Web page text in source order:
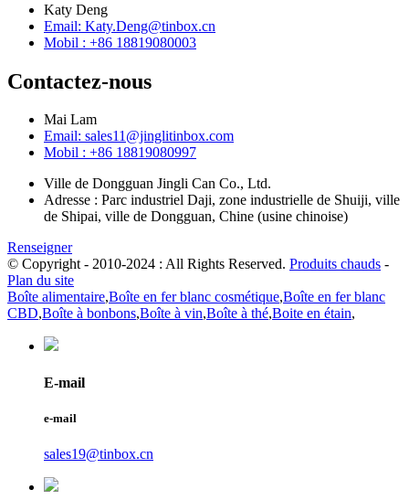
Katy Deng
Email: Katy.Deng@tinbox.cn
Mobil : +86 18819080003
Contactez-nous
Mai Lam
Email: sales11@jinglitinbox.com
Mobil : +86 18819080997
Ville de Dongguan Jingli Can Co., Ltd.
Adresse : Parc industriel Daji, zone industrielle de Shuiji, ville
de Shipai, ville de Dongguan, Chine (usine chinoise)
Renseigner
© Copyright - 2010-2024 : All Rights Reserved. Produits chauds -
Plan du site
Boîte alimentaire,Boîte en fer blanc cosmétique,Boîte en fer blanc
CBD,Boîte à bonbons,Boîte à vin,Boîte à thé,Boite en étain,
E-mail
e-mail
sales19@tinbox.cn